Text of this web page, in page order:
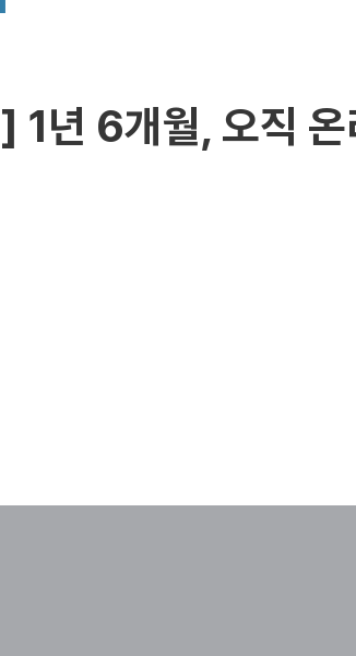
1년 6개월, 오직